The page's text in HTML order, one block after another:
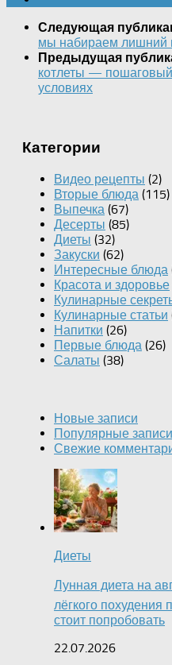
Следующая
мы набираем лишний
Предыдущая
котлеты —
условиях
Категории
Видео рецепты (2)
Вторые блюда (115)
Выпечка (67)
Десерты (85)
Диеты (32)
Закуски (62)
Интересные блюда
Красота и здоровье
Кулинарные
Кулинарные статьи
Напитки (26)
Первые блюда (26)
Салаты (38)
Новые записи
Популярные записи
Свежие
Диеты
Лунная диета на
лёгкого
стоит попробовать
22.07.2026